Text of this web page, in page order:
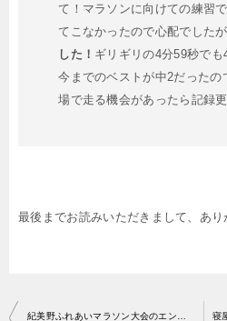
て！マラソンに向けての練習
てこなかったので心配でしたが
した！ ギリギリの4分59秒でも
今までのベストが中2だった
場で走る機会があったら記録
最後までお読みいただきまして、あり
投